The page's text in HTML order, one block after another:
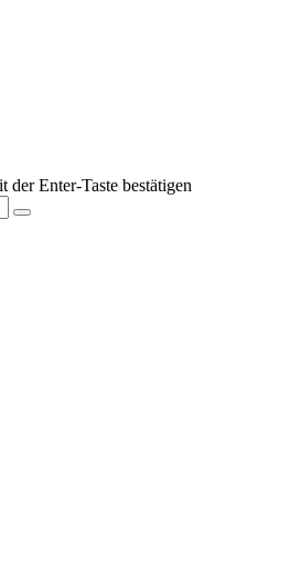
der Enter-Taste bestätigen